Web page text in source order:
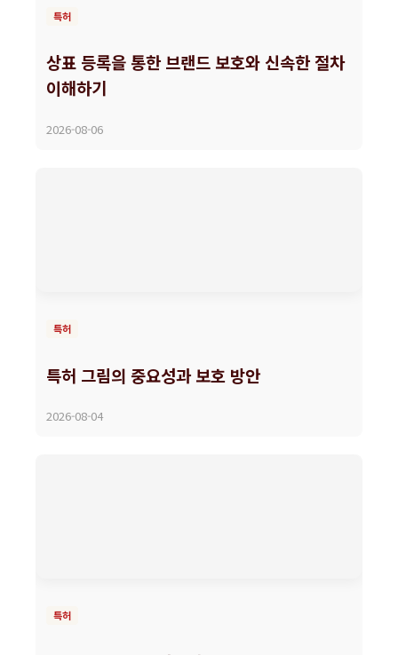
특허
상표 등록을 통한 브랜드 보호와 신속한 절차
이해하기
2026-08-06
특허
특허 그림의 중요성과 보호 방안
2026-08-04
특허